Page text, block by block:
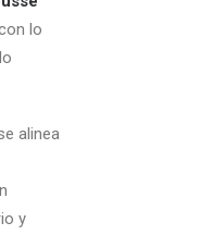
lo
alinea
y